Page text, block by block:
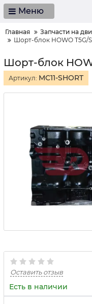
Меню
Главная
Запчасти на
Шорт-блок HOWO T5G/
Шорт-блок
Артикул: MC11-SHORT
Оставить отзыв
Есть в наличии